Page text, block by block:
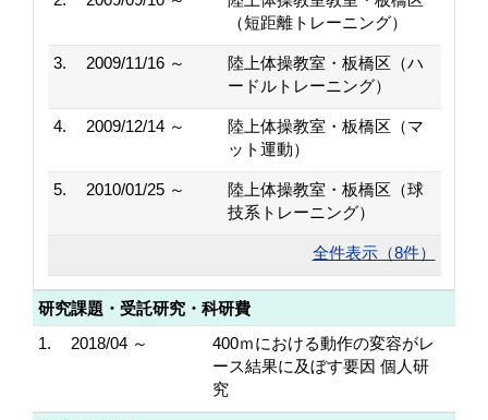
（短距離トレーニング）
3. 2009/11/16 ～
陸上体操教室・板橋区（ハ
ードルトレーニング）
4. 2009/12/14 ～
陸上体操教室・板橋区（マ
ット運動）
5. 2010/01/25 ～
陸上体操教室・板橋区（球
技系トレーニング）
全件表示（8件）
研究課題・受託研究・科研費
1.
2018/04 ～
400ｍにおける動作の変容がレ
ース結果に及ぼす要因 個人研
究